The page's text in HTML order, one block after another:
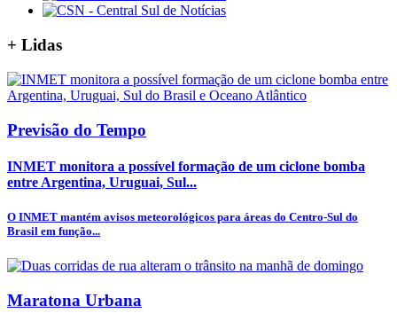
+ Lidas
Previsão do Tempo
INMET monitora a possível formação de um ciclone bomba
entre Argentina, Uruguai, Sul...
O INMET mantém avisos meteorológicos para áreas do Centro-Sul do
Brasil em função...
Maratona Urbana